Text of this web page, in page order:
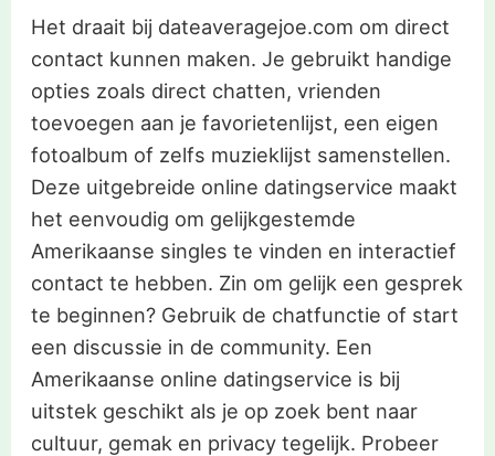
Het draait bij dateaveragejoe.com om direct
contact kunnen maken. Je gebruikt handige
opties zoals direct chatten, vrienden
toevoegen aan je favorietenlijst, een eigen
fotoalbum of zelfs muzieklijst samenstellen.
Deze uitgebreide online datingservice maakt
het eenvoudig om gelijkgestemde
Amerikaanse singles te vinden en interactief
contact te hebben. Zin om gelijk een gesprek
te beginnen? Gebruik de chatfunctie of start
een discussie in de community. Een
Amerikaanse online datingservice is bij
uitstek geschikt als je op zoek bent naar
cultuur, gemak en privacy tegelijk. Probeer